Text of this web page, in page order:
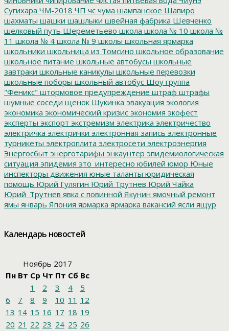
Сугихара ЧМ-2018 ЧП чс чума шампанское Шапиро
шахматы шашки шашлыки швейная фабрика Шевченко
шелковый путь Шереметьево школа школа № 10 школа №
11 школа № 4 школа № 9 школы школьная ярмарка
школьники школьница из Томсино школьное образование
школьное питание школьные автобусы школьные
завтраки школьные каникулы школьные перевозки
школьные поборы школьный автобус Шоу группа
"Феникс" штормовое предупреждение штраф штрафы
шумные соседи щенок Щукинка эвакуация экология
экономика экономический кризис экономия экофест
эксперты экспорт экстремизм электрика электричество
электричка электрички электронная запись электронные
турникеты электроплита электросети электроэнергия
Энергосбыт энерготарифы энкаунтер эпидемиологическая
ситуация эпидемия это_интересно юбилей юмор Юные
инспекторы движения юные таланты юридическая
помощь Юрий Гулягин Юрий Трутнев Юрий Чайка
Юрий_Трутнев явка с повинной Якунин ямочный ремонт
ямы январь Япония ярмарка ярмарка вакансий ясли ящур
Календарь новостей
Ноябрь 2017
Пн Вт Ср Чт Пт Сб Вс
1
2 3 4
5
6
7 8 9 10 11 12
13 14 15 16 17 18 19
20 21 22 23 24 25 26